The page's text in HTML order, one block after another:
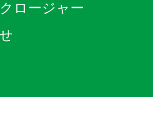
ロージャー